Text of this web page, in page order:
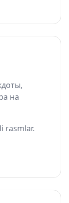
на
rasmlar.